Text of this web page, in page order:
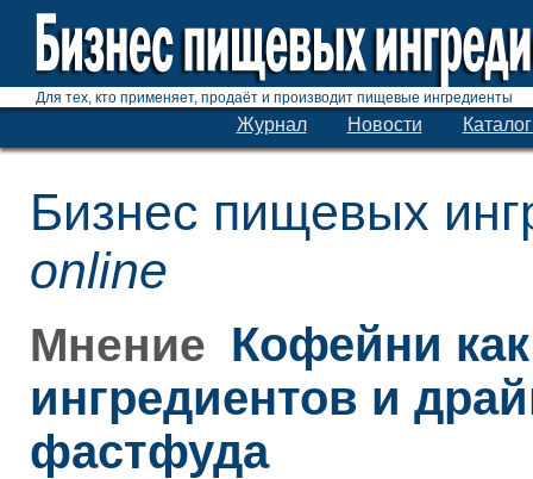
Для тех, кто применяет, продаёт и производит пищевые ингредиенты
Журнал Новости
Бизнес пищевых
online
Мнение Кофейни
ингредиентов и
фастфуда